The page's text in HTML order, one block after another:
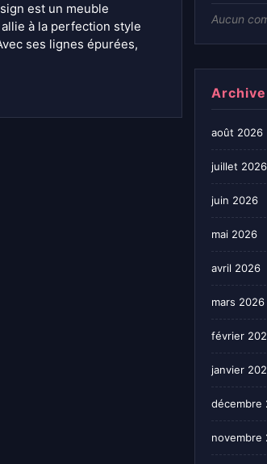
est un meuble
à la perfection style
ses lignes épurées,
Aucun
Archive
août 2026
juillet 2026
juin 2026
mai 2026
avril 2026
mars 2026
février
janvier
décembre
novembre